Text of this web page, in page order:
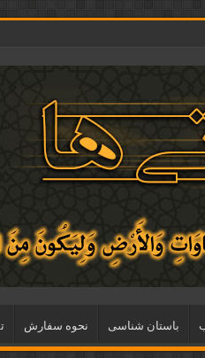
باستان شناسی نحوه سفارش